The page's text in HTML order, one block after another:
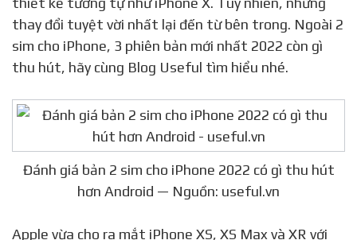
Apple vừa cho ra mắt iPhone XS, XS Max và XR với
thiết kế tương tự như iPhone X. Tuy nhiên, những
thay đổi tuyệt vời nhất lại đến từ bên trong. Ngoài 2
thu hút, hãy cùng Blog Useful tìm hiểu nhé.
hơn Android — Nguồn: useful.vn